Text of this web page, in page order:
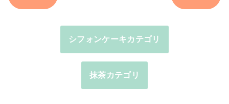
シフォンケーキカテゴリ
抹茶カテゴリ